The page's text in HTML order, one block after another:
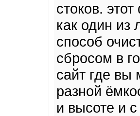
стоков.
как один из
способ
сбросом в
сайт где вы
разной
и высоте и